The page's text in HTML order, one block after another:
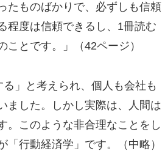
たものばかりで、必ずしも信頼
程度は信頼できるし、1冊読む
とです。」（42ページ）
」と考えられ、個人も会社も
ました。しかし実際は、人間は
。このような非合理なことをし
行動経済学」です。（中略）